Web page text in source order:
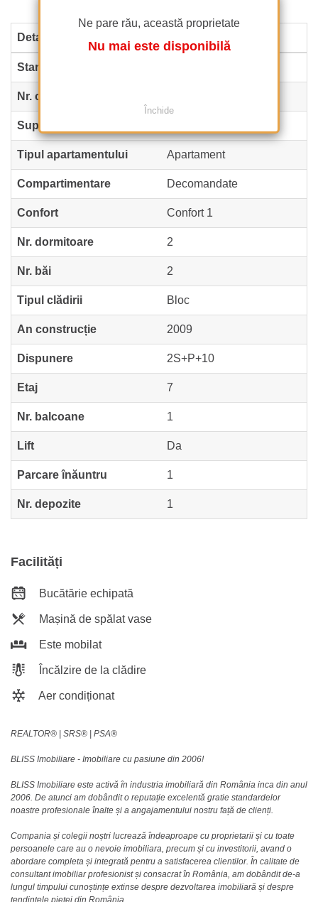
Ne pare rău, această proprietate
Nu mai este disponibilă
Închide
Detalii proprietate
Stare
Nr. camere
Suprafață utilă
Tipul apartamentului Apartament
Compartimentare Decomandate
Confort Confort 1
Nr. dormitoare 2
Nr. băi 2
Tipul clădirii Bloc
An construcție 2009
Dispunere 2S+P+10
Etaj 7
Nr. balcoane 1
Lift Da
Parcare înăuntru 1
Nr. depozite 1
Facilități
Bucătărie echipată
Mașină de spălat vase
Este mobilat
Încălzire de la clădire
Aer condiționat
REALTOR®️ | SRS®️ | PSA®️
BLISS Imobiliare - Imobiliare cu pasiune din 2006!
BLISS Imobiliare este activă în industria imobiliară din România inca din anul
2006. De atunci am dobândit o reputație excelentă gratie standardelor
noastre profesionale înalte și a angajamentului nostru față de clienți.
Compania și colegii noștri lucrează îndeaproape cu proprietarii și cu toate
persoanele care au o nevoie imobiliara, precum și cu investitorii, avand o
abordare completa și integrată pentru a satisfacerea clientilor. În calitate de
consultant imobiliar profesionist și consacrat în România, am dobândit de-a
lungul timpului cunoștințe extinse despre dezvoltarea imobiliară și despre
tendințele pietei din România.